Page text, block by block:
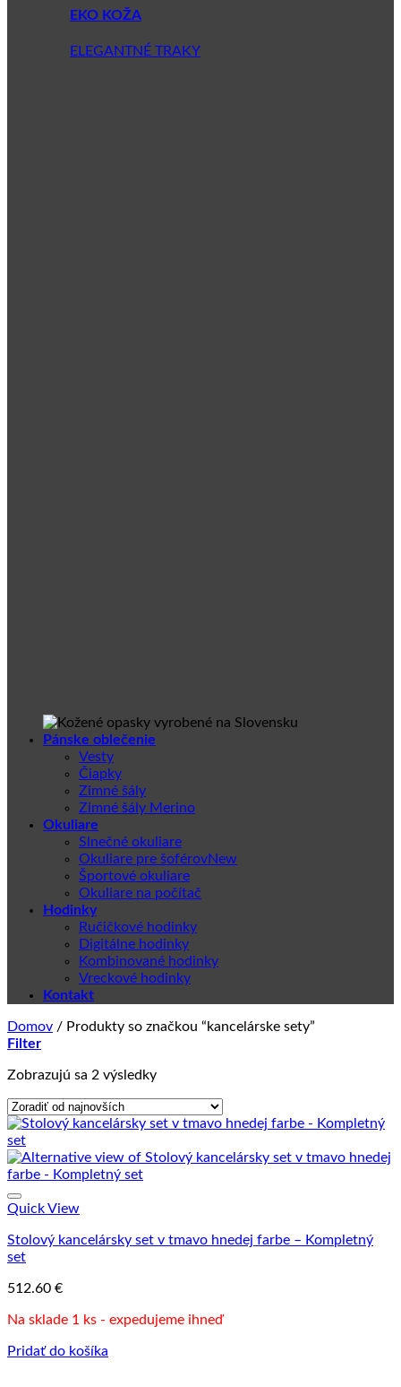
EKO KOŽA
ELEGANTNÉ TRAKY
Pánske oblečenie
Vesty
Čiapky
Zimné šály
Zimné šály Merino
Okuliare
Slnečné okuliare
Okuliare pre šoférov
Športové okuliare
Okuliare na počítač
Hodinky
Ručičkové hodinky
Digitálne hodinky
Kombinované hodinky
Vreckové hodinky
Kontakt
Domov / Produkty so značkou “kancelárske sety”
Filter
Zobrazujú sa 2 výsledkyZoradené
najnovších
Quick View
Stolový kancelársky set v tmavo hnedej farbe – Kompletný
set
512.60 €
Na sklade 1 ks - expedujeme ihneď
Pridať do košíka